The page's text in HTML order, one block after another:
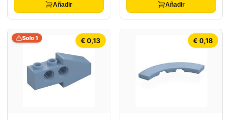
Añadir Añadir
€ 0,13
Solo 1 € 0,18